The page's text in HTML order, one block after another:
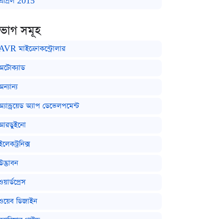
সমূহ
মাইক্রোকন্ট্রোলার
অ্যাপ ডেভেলপমেন্ট
ডিজাইন